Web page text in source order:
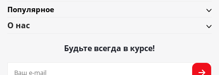
Популярное
О нас
Будьте всегда в курсе!